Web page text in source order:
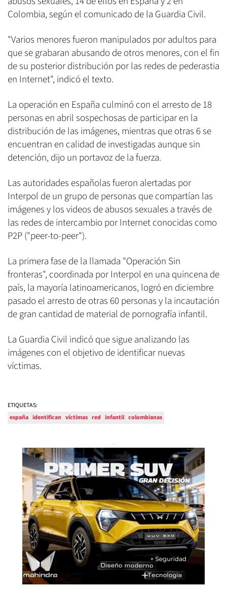
Colombia, según el comunicado de la Guardia Civil.
"Varios menores fueron manipulados por adultos para
que se grabaran abusando de otros menores, con el fin
de su posterior distribución por las redes de pederastia
en Internet", indicó el texto.
La operación en España culminó con el arresto de 18
personas en abril sospechosas de participar en la
distribución de las imágenes, mientras que otras 6 se
encuentran en calidad de investigadas aunque sin
detención, dijo un portavoz de la fuerza.
Las autoridades españolas fueron alertadas por
Interpol de un grupo de personas que compartían las
imágenes y los videos de abusos sexuales a través de
las redes de intercambio por Internet conocidas como
P2P ("peer-to-peer").
La primera fase de la llamada "Operación Sin
fronteras", coordinada por Interpol en una quincena de
país, la mayoría latinoamericanos, logró en diciembre
pasado el arresto de otras 60 personas y la incautación
de gran cantidad de material de pornografía infantil.
La Guardia Civil indicó que sigue analizando las
imágenes con el objetivo de identificar nuevas
víctimas.
ETIQUETAS:
españa identifican víctimas red infantil colombianas